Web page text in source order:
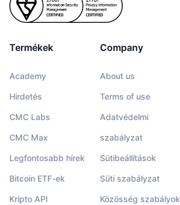
Termékek
Academy
Hirdetés
CMC Labs
CMC Max
Legfontosabb hírek
Bitcoin ETF-ek
Kripto API
Company
About us
Terms of use
Adatvédelmi
szabályzat
Sütibeállítások
Süti szabályzat
Közösség szabályok